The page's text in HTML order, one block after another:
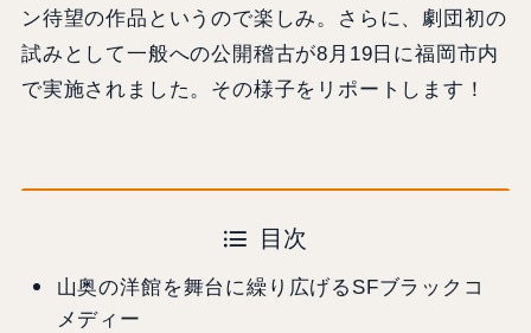
ン待望の作品というので楽しみ。さらに、劇団初の
試みとして一般への公開稽古が8月19日に福岡市内
で実施されました。その様子をリポートします！
目次
山奥の洋館を舞台に繰り広げるSFブラックコ
メディー